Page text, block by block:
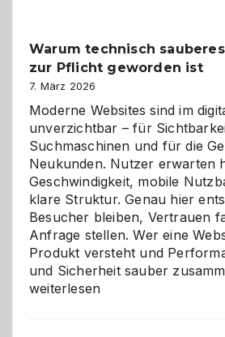
den
Logikrätseln
Warum technisch
zur Pflicht geworden ist
7. März 2026
Moderne Websites sind im
unverzichtbar – für
Suchmaschinen und für die
Neukunden. Nutzer erwarten
Geschwindigkeit, mobile
klare Struktur. Genau hier
Besucher bleiben, Vertrauen
Anfrage stellen. Wer eine
Produkt versteht und
und Sicherheit sauber
weiterlesen